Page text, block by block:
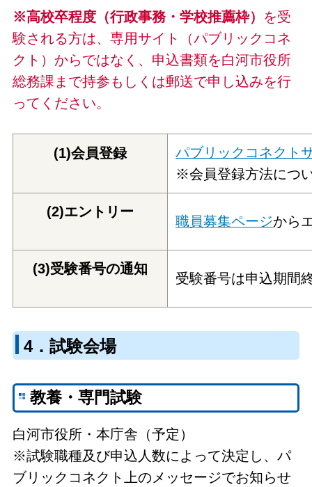
※高校卒程度（行政事務・学校推薦枠） を受
験される方は、専用サイト（パブリックコネ
クト）からではなく、申込書類を白河市役所
総務課まで持参もしくは郵送で申し込みを行
ってください。
(1)会員登録
パブリックコネクト
※会員登録方法につ
(2)エントリー
職員募集ページから
(3)受験番号の通知
受験番号は申込期間
4．試験会場
教養・専門試験
白河市役所・本庁舎（予定）
※試験職種及び申込人数によって決定し、パ
ブリックコネクト上のメッセージでお知らせ